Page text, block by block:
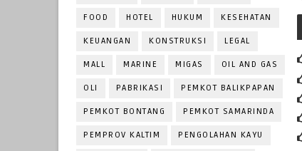
FOOD HOTEL HUKUM KESEHATAN
KEUANGAN KONSTRUKSI LEGAL
MALL MARINE MIGAS OIL AND GAS
OLI PABRIKASI PEMKOT BALIKPAPAN
PEMKOT BONTANG PEMKOT SAMARINDA
PEMPROV KALTIM PENGOLAHAN KAYU